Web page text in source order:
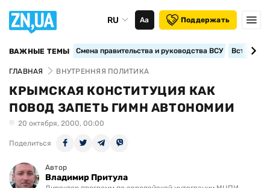
RU Аа Поддержать
ВАЖНЫЕ ТЕМЫ Смена правительства и руководства ВСУ
ГЛАВНАЯ ВНУТРЕННЯЯ ПОЛИТИКА
КРЫМСКАЯ КОНСТИТУЦИЯ КАК
ПОВОД ЗАПЕТЬ ГИМН АВТОНОМИИ
20 октября, 2000, 00:00
Поделиться
Автор
Владимир Притула